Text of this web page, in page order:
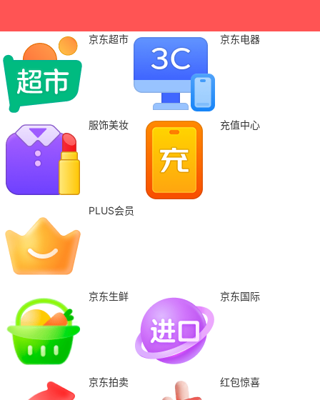
京东超市 京东电器
服饰美妆 充值中心
PLUS会员
京东生鲜 京东国际
京东拍卖 红包惊喜